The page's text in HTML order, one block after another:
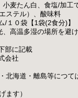
麦たん白、食塩/加工
ステル）、酸味料
/１０袋【1袋(2食分)】
高温多湿の場所を避
部に記載
会社
北海道・離島等につて
ます）